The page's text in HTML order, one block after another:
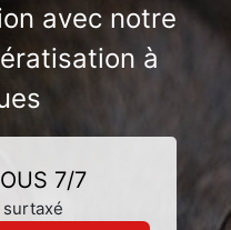
avec notre
à
7/7